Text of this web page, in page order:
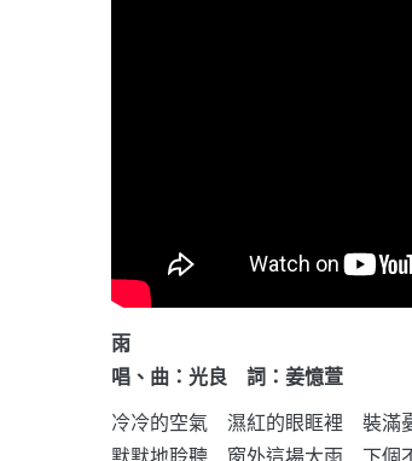
雨
唱、曲：光良 詞：姜憶萱
冷冷的空氣 濕紅的眼眶裡 裝滿